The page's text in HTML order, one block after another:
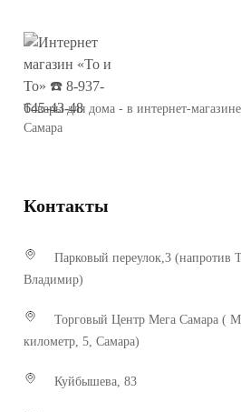
Товары для дома - в интернет-
Самара
Контакты
Парковый переулок,3
Владимир)
Торговый Центр Мега Самара (
километр, 5, Самара)
Куйбышева, 83